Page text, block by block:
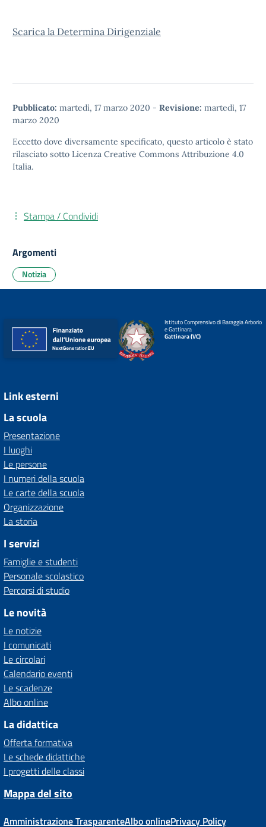
Scarica la Determina Dirigenziale
Pubblicato: martedì, 17 marzo 2020 - Revisione: martedì, 17
marzo 2020
Eccetto dove diversamente specificato, questo articolo è stato
rilasciato sotto Licenza Creative Commons Attribuzione 4.0
Italia.
Stampa / Condividi
Argomenti
Notizia
Istituto Comprensivo di Baraggia Arborio
e Gattinara
Gattinara (VC)
Link esterni
La scuola
Presentazione
I luoghi
Le persone
I numeri della scuola
Le carte della scuola
Organizzazione
La storia
I servizi
Famiglie e studenti
Personale scolastico
Percorsi di studio
Le novità
Le notizie
I comunicati
Le circolari
Calendario eventi
Le scadenze
Albo online
La didattica
Offerta formativa
Le schede didattiche
I progetti delle classi
Mappa del sito
Amministrazione TrasparenteAlbo onlinePrivacy Policy